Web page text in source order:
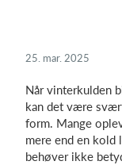
Webshop
Hvad
25. mar. 2025
Når vinterkulden
kan det være
form. Mange
mere end en
behøver ikke